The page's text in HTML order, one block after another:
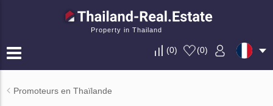
Property in Thailand
(0) (0)
Promoteurs en Thaïlande